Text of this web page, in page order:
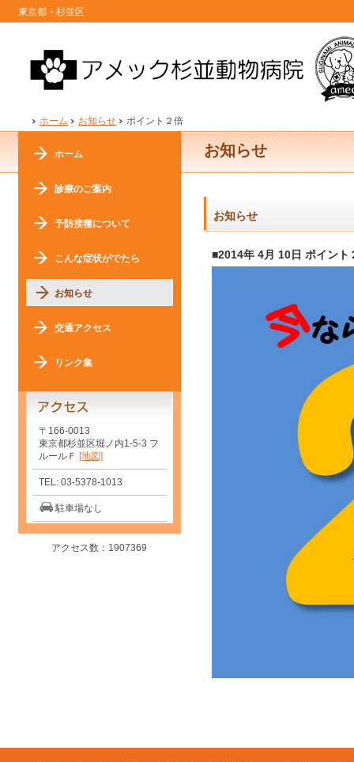
東京都・杉並区
ホーム お知らせ ポイント２倍
お知らせ
お知らせ
■2014年 4月 10日 ポイント
ホーム
診療のご案内
予防接種について
こんな症状がでたら
お知らせ
交通アクセス
リンク集
〒166-0013
東京都杉並区堀ノ内1-5-3 フ
ルールＦ [地図]
TEL: 03-5378-1013
駐車場なし
アクセス数：1907369